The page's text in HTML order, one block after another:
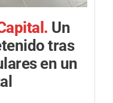
Un
tras
en un